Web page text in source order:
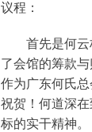
议程：
首先是何
了会馆的筹款
作为广东何氏
祝贺！何道深
标的实干精神。